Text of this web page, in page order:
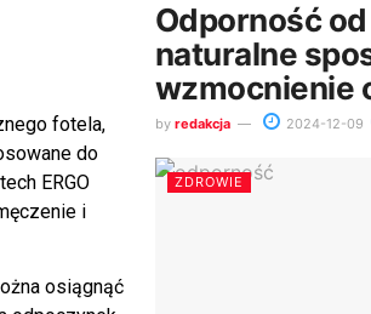
fotela,
do
ERGO
i
osiągnąć
Odporność
naturalne
wzmocnienie
by redakcja 2024-12-09
ZDROWIE